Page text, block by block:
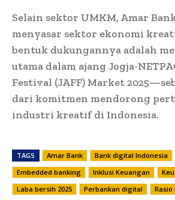
Selain sektor UMKM, Amar
menyasar sektor ekonomi
bentuk dukungannya adalah
utama dalam ajang Jogja-
Festival (JAFF) Market
dari komitmen mendorong
industri kreatif di Indonesia.
TAGS Amar Bank Bank digital Indonesia
Embedded banking
Inklusi Keuangan
Laba bersih 2025
Perbankan digital